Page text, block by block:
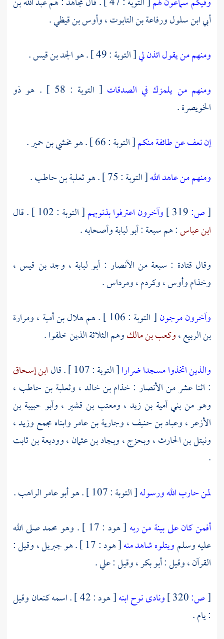
أبي ابن سلولورفاعة بن التابوت،وأوس بن قيظي.
ومنهم من يقول ائذن لي[ التوبة : 49 ] . هو الجد بن قيس.
ومنهم من يلمزك في الصدقات [ التوبة : 58 ] . هو
ذو
الخويصرة.
إن نعف عن طائفة منكم[ التوبة : 66 ] . هو مخشي بن حمير.
ومنهم من عاهد الله[ التوبة : 75 ] . هو ثعلبة بن حاطب.
[ص: وآخرون اعترفوا بذنوبهم[ التوبة : 102 ] . قال
ابن عباس: هم سبعة :أبو لبابةوأصحابه .
وقال قتادة : سبعة من الأنصار : أبو لبابة ، وجد بن قيس ،
وخذاموأوس،وكردم،ومرداس.
وآخرون مرجون[ التوبة : 106 ] . هم هلال بن أمية ،ومرارة
بن الربيع ،وكعب بن مالكوهم الثلاثة الذين خلفوا .
والذين اتخذوا مسجدا ضرارا[ التوبة : 107 ] . قال
ابن إسحاق
: اثنا عشر منالأنصار : خذام بن خالد ، وثعلبة بن حاطب ،
وهو منبني أمية بن زيد ، ومعتب بن قشير ، وأبو حبيبة بن
الأزعر ،وعباد بن حنيف ،وجارية بن عامروابناهمجمعوزيد ،
ونبتل بن الحارث ،وبحزج ،وبجاد بن عثمان ،ووديعة بن ثابت
.
لمن حارب الله ورسوله[ التوبة : 107 ] . هو أبو عامر الراهب.
أفمن كان على بينة من ربه [ هود : 17 ] . وهو محمدصلى الله
عليه وسلمويتلوه شاهد منه[ هود : 17 ] . هو جبريل ،وقيل :
القرآن ، وقيل :أبو بكر ،وقيل :علي.
[ص: ونادى نوح ابنه[ هود : 42 ] . اسمه كنعانوقيل
:يام.